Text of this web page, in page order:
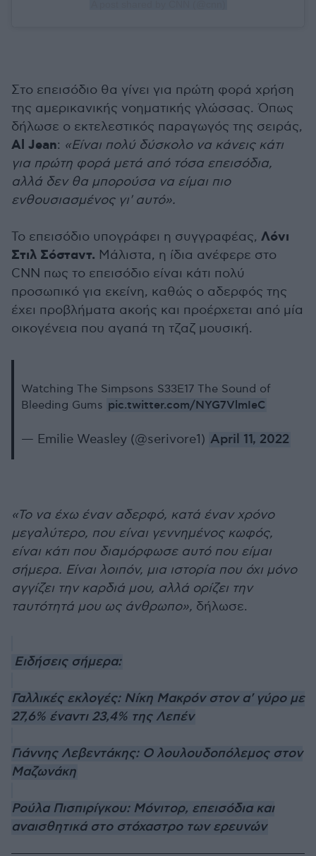
Στο επεισόδιο θα γίνει για πρώτη φορά χρήση
της αμερικανικής νοηματικής γλώσσας. Όπως
δήλωσε ο εκτελεστικός παραγωγός της σειράς,
Al Jean: «Είναι πολύ δύσκολο να κάνεις κάτι
για πρώτη φορά μετά από τόσα επεισόδια,
αλλά δεν θα μπορούσα να είμαι πιο
ενθουσιασμένος γι' αυτό».
Το επεισόδιο υπογράφει η συγγραφέας, Λόνι
Στιλ Σόσταντ. Μάλιστα, η ίδια ανέφερε στο
CNN πως το επεισόδιο είναι κάτι πολύ
προσωπικό για εκείνη, καθώς ο αδερφός της
έχει προβλήματα ακοής και προέρχεται από μία
οικογένεια που αγαπά τη τζαζ μουσική.
Watching The Simpsons S33E17 The Sound of
Bleeding Gums pic.twitter.com/NYG7VlmIeC
— Emilie Weasley (@serivore1) April 11, 2022
«Το να έχω έναν αδερφό, κατά έναν χρόνο
μεγαλύτερο, που είναι γεννημένος κωφός,
είναι κάτι που διαμόρφωσε αυτό που είμαι
σήμερα. Είναι λοιπόν, μια ιστορία που όχι μόνο
αγγίζει την καρδιά μου, αλλά ορίζει την
ταυτότητά μου ως άνθρωπο», δήλωσε.
Ειδήσεις σήμερα:
Γαλλικές εκλογές: Νίκη Μακρόν στον α' γύρο με
27,6% έναντι 23,4% της Λεπέν
Γιάννης Λεβεντάκης: Ο λουλουδοπόλεμος στον
Μαζωνάκη
Ρούλα Πισπιρίγκου: Μόνιτορ, επεισόδια και
αναισθητικά στο στόχαστρο των ερευνών